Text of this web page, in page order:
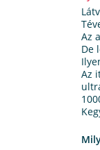
Az
De
Az